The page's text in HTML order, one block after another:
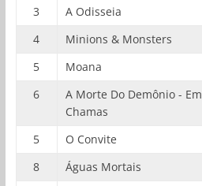
3
A Odisseia
4
Minions & Monsters
5
Moana
6
A Morte Do Demônio - Em
Chamas
5 O Convite
8
Águas Mortais